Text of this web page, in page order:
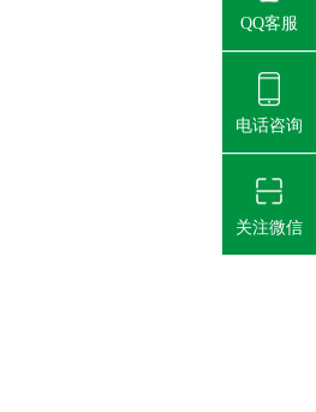
QQ客服
电话咨询
关注微信